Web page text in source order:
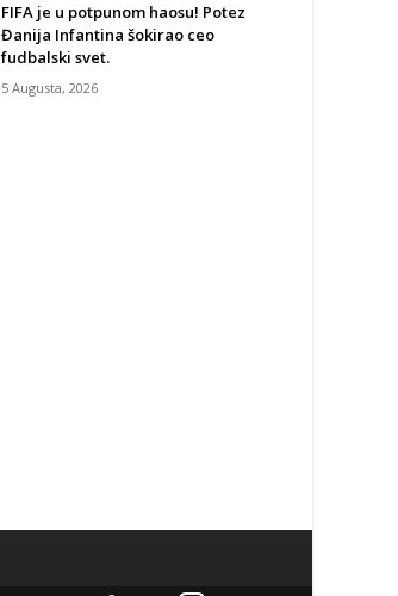
FIFA je u potpunom haosu! Potez
Đanija Infantina šokirao ceo
fudbalski svet.
5 Augusta, 2026